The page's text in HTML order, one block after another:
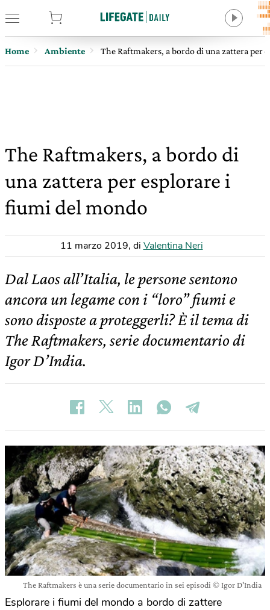
Home Ambiente The Raftmakers, a bordo di una zattera per
The Raftmakers, a bordo di
una zattera per esplorare i
fiumi del mondo
11 marzo 2019, di Valentina Neri
Dal Laos all’Italia, le persone sentono
ancora un legame con i “loro” fiumi e
sono disposte a proteggerli? È il tema di
The Raftmakers, serie documentario di
Igor D’India.
The Raftmakers è una serie documentario in sei episodi © Igor D'India
Esplorare i fiumi del mondo a bordo di zattere